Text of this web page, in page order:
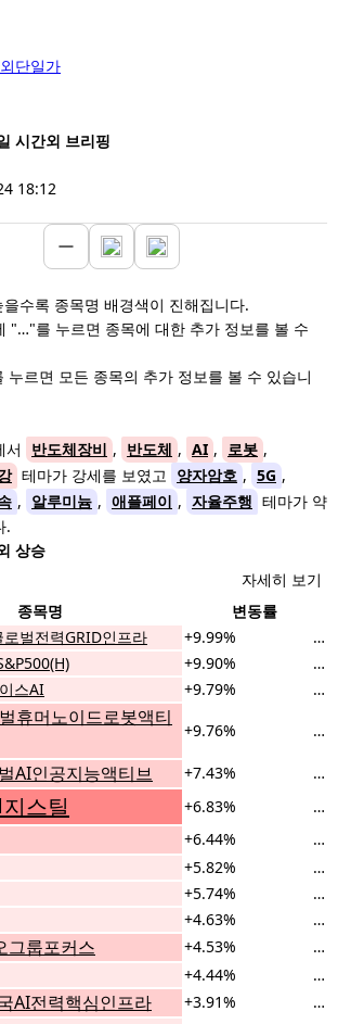
단일가
시간외 브리핑
18:12
수록 종목명 배경색이 진해집니다.
"…"를 누르면 종목에 대한 추가 정보를 볼 수
누르면 모든 종목의 추가 정보를 볼 수 있습니
서 반도체장비 , 반도체 , AI , 로봇 ,
테마가 강세를 보였고 양자암호 , 5G ,
, 알루미늄 , 애플페이 , 자율주행 테마가 약
.
상승
자세히 보기
종목명
변동률
벌전력GRID인프라 +9.99%
…
+9.90%
…
스AI +9.79%
…
휴머노이드로봇액티
+9.76% …
AI인공지능액티브 +7.43%
…
스틸 +6.83%
…
+6.44%
…
+5.82%
…
+5.74%
…
+4.63%
…
그룹포커스 +4.53%
…
+4.44%
…
AI전력핵심인프라 +3.91%
…